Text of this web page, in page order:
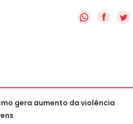
f
gera aumento da violência